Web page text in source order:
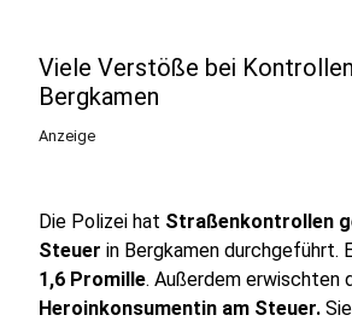
Viele Verstöße bei
Bergkamen
Anzeige
Die Polizei hat Straßenkontrollen
Steuer in Bergkamen durchgeführt.
1,6 Promille. Außerdem erwischten
Heroinkonsumentin am Steuer.